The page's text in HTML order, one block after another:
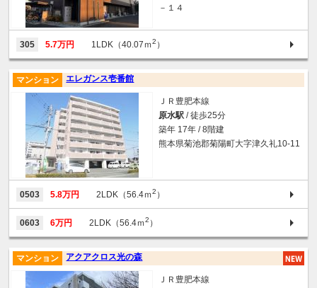
－１４
305 5.7万円 1LDK（40.07ｍ2 ）
エレガンス壱番館
マンション
ＪＲ豊肥本線
原水駅 / 徒歩25分
築年 17年 / 8階建
熊本県菊池郡菊陽町大字津久礼10-11
0503 5.8万円 2LDK（56.4ｍ2 ）
0603 6万円 2LDK（56.4ｍ2 ）
アクアクロス光の森
マンション
ＪＲ豊肥本線